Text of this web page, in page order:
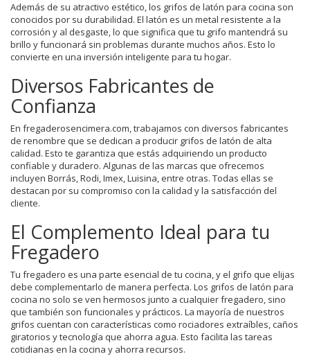
Además de su atractivo estético, los grifos de latón para cocina son
conocidos por su durabilidad. El latón es un metal resistente a la
corrosión y al desgaste, lo que significa que tu grifo mantendrá su
brillo y funcionará sin problemas durante muchos años. Esto lo
convierte en una inversión inteligente para tu hogar.
Diversos Fabricantes de
Confianza
En fregaderosencimera.com, trabajamos con diversos fabricantes
de renombre que se dedican a producir grifos de latón de alta
calidad. Esto te garantiza que estás adquiriendo un producto
confiable y duradero. Algunas de las marcas que ofrecemos
incluyen Borrás, Rodi, Imex, Luisina, entre otras. Todas ellas se
destacan por su compromiso con la calidad y la satisfacción del
cliente.
El Complemento Ideal para tu
Fregadero
Tu fregadero es una parte esencial de tu cocina, y el grifo que elijas
debe complementarlo de manera perfecta. Los grifos de latón para
cocina no solo se ven hermosos junto a cualquier fregadero, sino
que también son funcionales y prácticos. La mayoría de nuestros
grifos cuentan con características como rociadores extraíbles, caños
giratorios y tecnología que ahorra agua. Esto facilita las tareas
cotidianas en la cocina y ahorra recursos.